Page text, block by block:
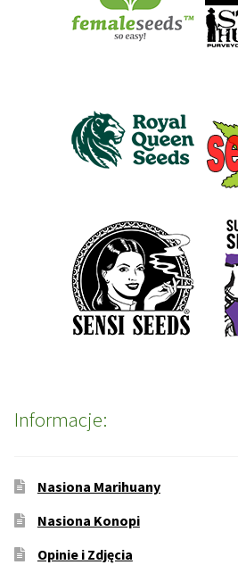
Informacje:
Nasiona Marihuany
Nasiona Konopi
Opinie i Zdjęcia